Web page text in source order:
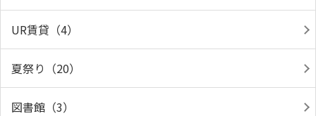
UR賃貸（4）
夏祭り（20）
図書館（3）